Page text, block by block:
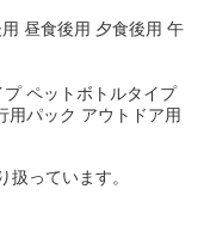
昼食後用 夕食後用 午
ペットボトルタイプ
用パック アウトドア用
っています。